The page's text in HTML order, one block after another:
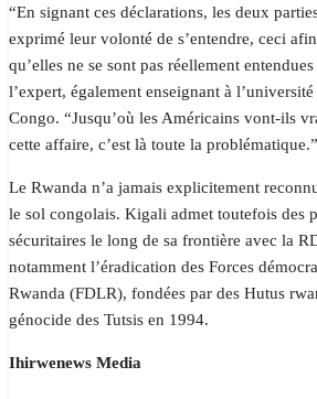
“En signant ces déclarations, les deux
exprimé leur volonté de s’entendre, ceci
qu’elles ne se sont pas réellement
l’expert, également enseignant à
Congo. “Jusqu’où les Américains vont-ils
cette affaire, c’est là toute la problématique.”
Le Rwanda n’a jamais explicitement
le sol congolais. Kigali admet toutefois des
sécuritaires le long de sa frontière avec la
notamment l’éradication des Forces
Rwanda (FDLR), fondées par des Hutus
génocide des Tutsis en 1994.
Ihirwenews Media